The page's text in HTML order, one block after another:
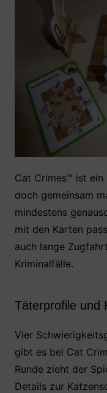
Cat Crimes™ ist ein
doch gemeinsam
mindestens
mit den Karten
auch lange
Kriminalfälle.
Täterprofile und
Vier
gibt es bei Cat
Runde zieht der
Details zur